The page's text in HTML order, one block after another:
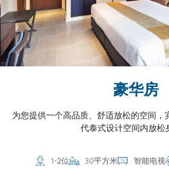
豪华房
为您提供一个高品质、舒适放松的空间
代泰式设计空间内放松
1-2位 30平方米 智能电视